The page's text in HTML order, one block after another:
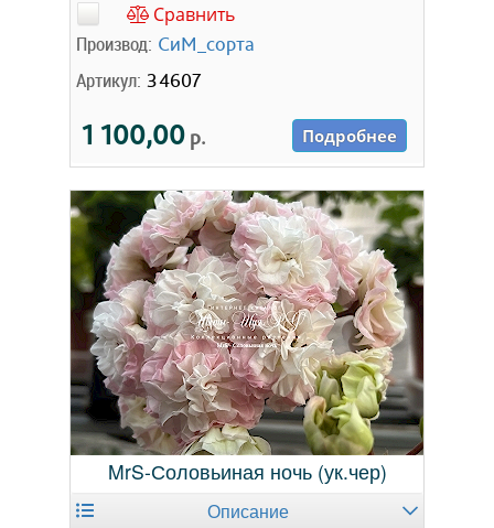
Сравнить
Производ: СиМ_сорта
Артикул: 34607
1 100,00 р. Подробнее
MrS-Соловьиная ночь (ук.чер)
Описание